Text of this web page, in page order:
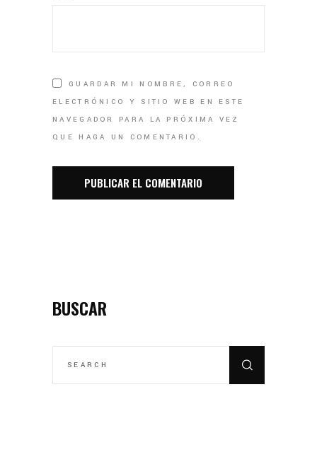
GUARDAR MI NOMBRE, CORREO
ELECTRÓNICO Y SITIO WEB EN ESTE
NAVEGADOR PARA LA PRÓXIMA VEZ
QUE HAGA UN COMENTARIO.
BUSCAR